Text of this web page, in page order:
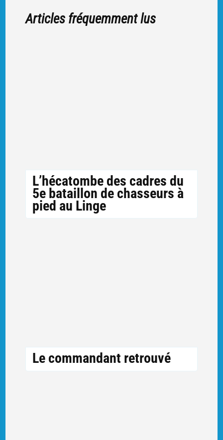
Articles fréquemment lus
L’hécatombe des cadres du
5e bataillon de chasseurs à
pied au Linge
Le commandant retrouvé